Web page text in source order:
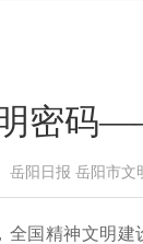
密码
岳阳日报 岳阳市
国精神文明